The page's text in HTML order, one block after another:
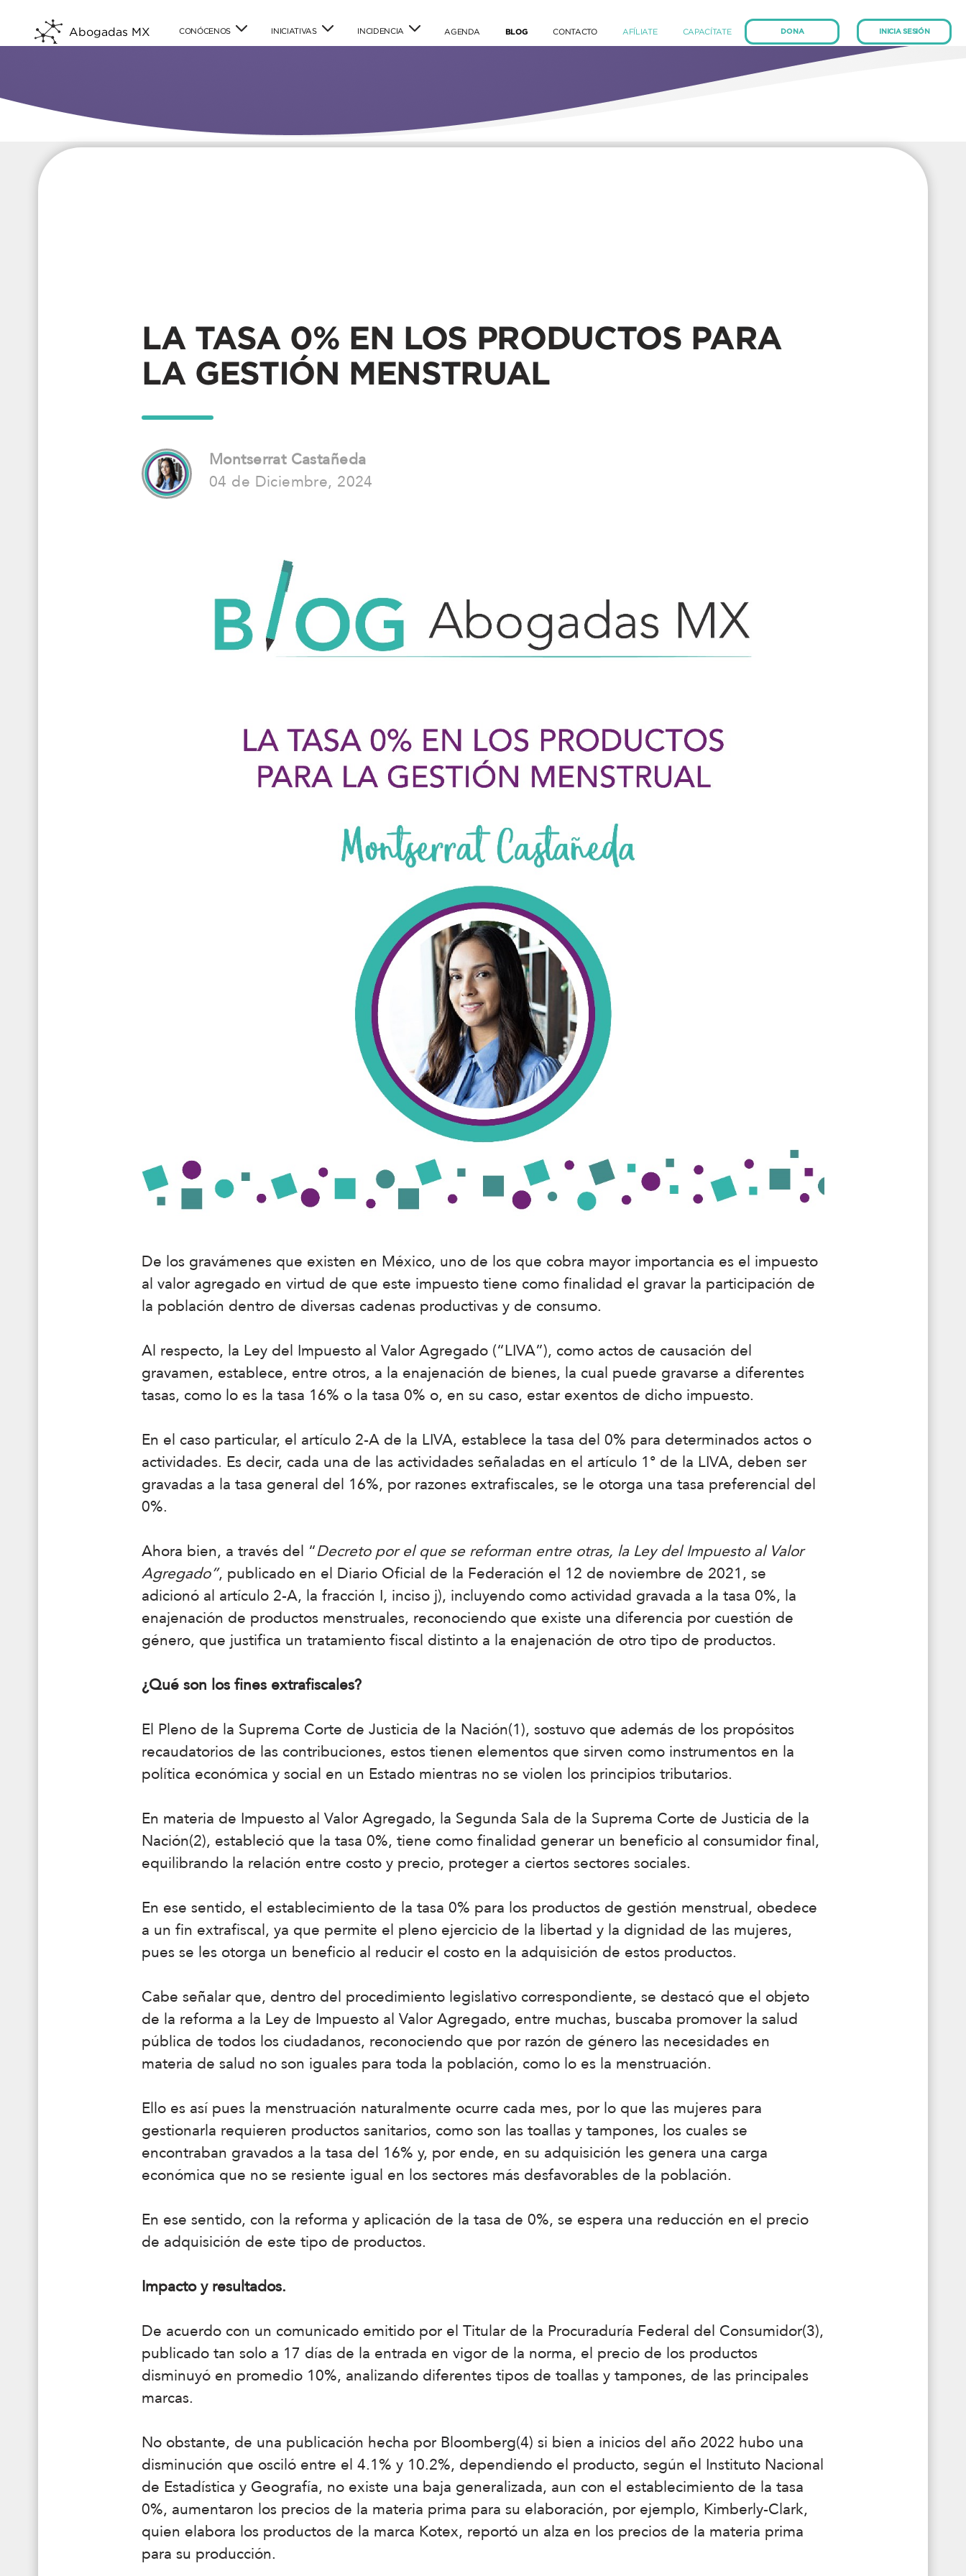
Abogadas MX CONÓCENOS INICIATIVAS INCIDENCIA AGENDA(current)BLOG(current)CONTACTO(current)AFÍLIATE(current)CAPACÍTATE(current) DONA INICIA SESIÓN
LA TASA 0% EN LOS PRODUCTOS PARA
LA GESTIÓN MENSTRUAL
Montserrat Castañeda
04 de Diciembre, 2024
De los gravámenes que existen en México, uno de los que cobra mayor importancia es el impuesto
al valor agregado en virtud de que este impuesto tiene como finalidad el gravar la participación de
la población dentro de diversas cadenas productivas y de consumo.
Al respecto, la Ley del Impuesto al Valor Agregado (“LIVA”), como actos de causación del
gravamen, establece, entre otros, a la enajenación de bienes, la cual puede gravarse a diferentes
tasas, como lo es la tasa 16% o la tasa 0% o, en su caso, estar exentos de dicho impuesto.
En el caso particular, el artículo 2-A de la LIVA, establece la tasa del 0% para determinados actos o
actividades. Es decir, cada una de las actividades señaladas en el artículo 1° de la LIVA, deben ser
gravadas a la tasa general del 16%, por razones extrafiscales, se le otorga una tasa preferencial del
0%.
Ahora bien, a través del “Decreto por el que se reforman entre otras, la Ley del Impuesto al Valor
Agregado”, publicado en el Diario Oficial de la Federación el 12 de noviembre de 2021, se
adicionó al artículo 2-A, la fracción I, inciso j), incluyendo como actividad gravada a la tasa 0%, la
enajenación de productos menstruales, reconociendo que existe una diferencia por cuestión de
género, que justifica un tratamiento fiscal distinto a la enajenación de otro tipo de productos.
¿Qué son los fines extrafiscales?
El Pleno de la Suprema Corte de Justicia de la Nación(1), sostuvo que además de los propósitos
recaudatorios de las contribuciones, estos tienen elementos que sirven como instrumentos en la
política económica y social en un Estado mientras no se violen los principios tributarios.
En materia de Impuesto al Valor Agregado, la Segunda Sala de la Suprema Corte de Justicia de la
Nación(2), estableció que la tasa 0%, tiene como finalidad generar un beneficio al consumidor final,
equilibrando la relación entre costo y precio, proteger a ciertos sectores sociales.
En ese sentido, el establecimiento de la tasa 0% para los productos de gestión menstrual, obedece
a un fin extrafiscal, ya que permite el pleno ejercicio de la libertad y la dignidad de las mujeres,
pues se les otorga un beneficio al reducir el costo en la adquisición de estos productos.
Cabe señalar que, dentro del procedimiento legislativo correspondiente, se destacó que el objeto
de la reforma a la Ley de Impuesto al Valor Agregado, entre muchas, buscaba promover la salud
pública de todos los ciudadanos, reconociendo que por razón de género las necesidades en
materia de salud no son iguales para toda la población, como lo es la menstruación.
Ello es así pues la menstruación naturalmente ocurre cada mes, por lo que las mujeres para
gestionarla requieren productos sanitarios, como son las toallas y tampones, los cuales se
encontraban gravados a la tasa del 16% y, por ende, en su adquisición les genera una carga
económica que no se resiente igual en los sectores más desfavorables de la población.
En ese sentido, con la reforma y aplicación de la tasa de 0%, se espera una reducción en el precio
de adquisición de este tipo de productos.
Impacto y resultados.
De acuerdo con un comunicado emitido por el Titular de la Procuraduría Federal del Consumidor(3),
publicado tan solo a 17 días de la entrada en vigor de la norma, el precio de los productos
disminuyó en promedio 10%, analizando diferentes tipos de toallas y tampones, de las principales
marcas.
No obstante, de una publicación hecha por Bloomberg(4) si bien a inicios del año 2022 hubo una
disminución que osciló entre el 4.1% y 10.2%, dependiendo el producto, según el Instituto Nacional
de Estadística y Geografía, no existe una baja generalizada, aun con el establecimiento de la tasa
0%, aumentaron los precios de la materia prima para su elaboración, por ejemplo, Kimberly-Clark,
quien elabora los productos de la marca Kotex, reportó un alza en los precios de la materia prima
para su producción.